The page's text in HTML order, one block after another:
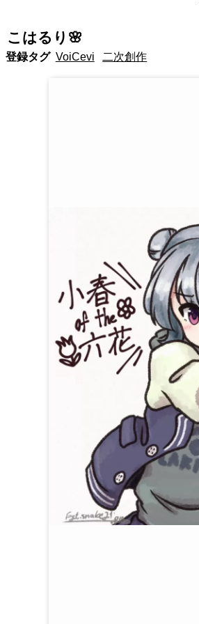
こはるり🌸
登録タグ VoiCevi 二次創作